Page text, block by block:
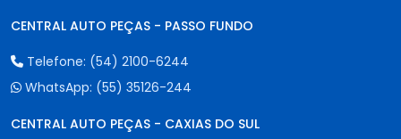
CENTRAL AUTO PEÇAS - PASSO FUNDO
Telefone: (54) 2100-6244
WhatsApp: (55) 35126-244
CENTRAL AUTO PEÇAS - CAXIAS DO SUL